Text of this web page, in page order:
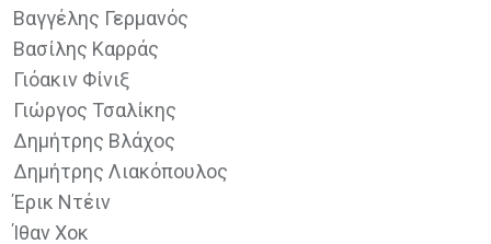
Βαγγέλης Γερμανός
Βασίλης Καρράς
Γιόακιν Φίνιξ
Γιώργος Τσαλίκης
Δημήτρης Βλάχος
Δημήτρης Λιακόπουλος
Έρικ Ντέιν
Ίθαν Χοκ